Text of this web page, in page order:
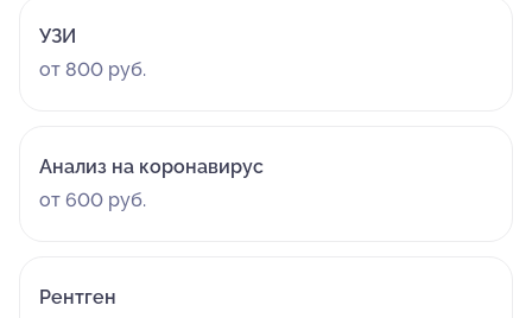
УЗИ
от 800 руб.
Анализ на коронавирус
от 600 руб.
Рентген